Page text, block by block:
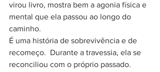
virou livro, mostra bem a agonia física e
mental que ela passou ao longo do
caminho.
É uma história de sobrevivência e de
recomeço.  Durante a travessia, ela se
reconciliou com o próprio passado.